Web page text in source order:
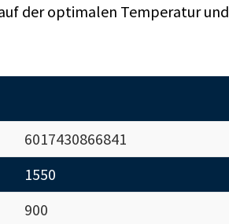
der optimalen Temperatur und
6017430866841
1550
900